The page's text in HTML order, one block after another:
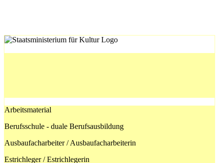
Arbeitsmaterial
Berufsschule - duale Berufsausbildung
Ausbaufacharbeiter / Ausbaufacharbeiterin
Estrichleger / Estrichlegerin